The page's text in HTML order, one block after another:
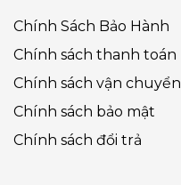
Chính Sách Bảo Hành
Chính sách thanh toán
Chính sách vận chuyển
Chính sách bảo mật
Chính sách đổi trả